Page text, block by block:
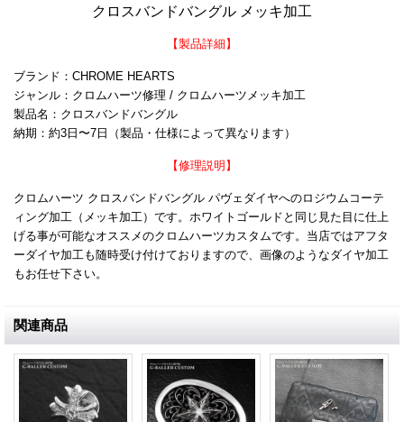
クロスバンドバングル メッキ加工
【製品詳細】
ブランド：CHROME HEARTS
ジャンル：クロムハーツ修理 / クロムハーツメッキ加工
製品名：クロスバンドバングル
納期：約3日〜7日（製品・仕様によって異なります）
【修理説明】
クロムハーツ クロスバンドバングル パヴェダイヤへのロジウムコーテ
ィング加工（メッキ加工）です。ホワイトゴールドと同じ見た目に仕上
げる事が可能なオススメのクロムハーツカスタムです。当店ではアフタ
ーダイヤ加工も随時受け付けておりますので、画像のようなダイヤ加工
もお任せ下さい。
関連商品